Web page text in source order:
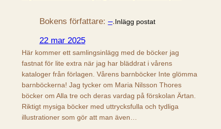
Bokens författare: –.Inlägg postat
22 mar 2025
Här kommer ett samlingsinlägg med de böcker jag
fastnat för lite extra när jag har bläddrat i vårens
kataloger från förlagen. Vårens barnböcker Inte glömma
barnböckerna! Jag tycker om Maria Nilsson Thores
böcker om Alla tre och deras vardag på förskolan Ärtan.
Riktigt mysiga böcker med uttrycksfulla och tydliga
illustrationer som gör att man även…